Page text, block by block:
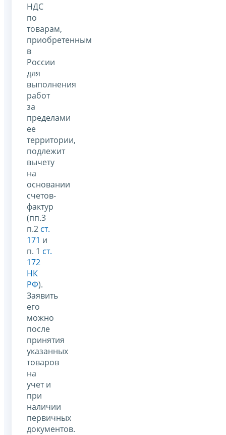
НДС
по
товарам,
приобретенным
в
России
для
выполнения
работ
за
пределами
ее
территории,
подлежит
вычету
на
основании
счетов-
фактур
(пп.3
п.2 ст.
171 и
п. 1 ст.
172
НК
РФ).
Заявить
его
можно
после
принятия
указанных
товаров
на
учет и
при
наличии
первичных
документов.